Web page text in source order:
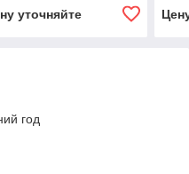
уточняйте
год